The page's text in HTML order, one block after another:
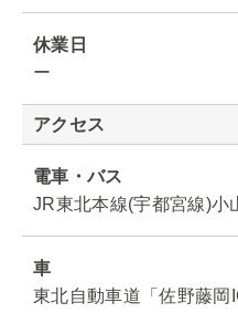
休業日
ー
アクセス
電車・バス
JR東北本線(宇都宮線)小
車
東北自動車道「佐野藤岡